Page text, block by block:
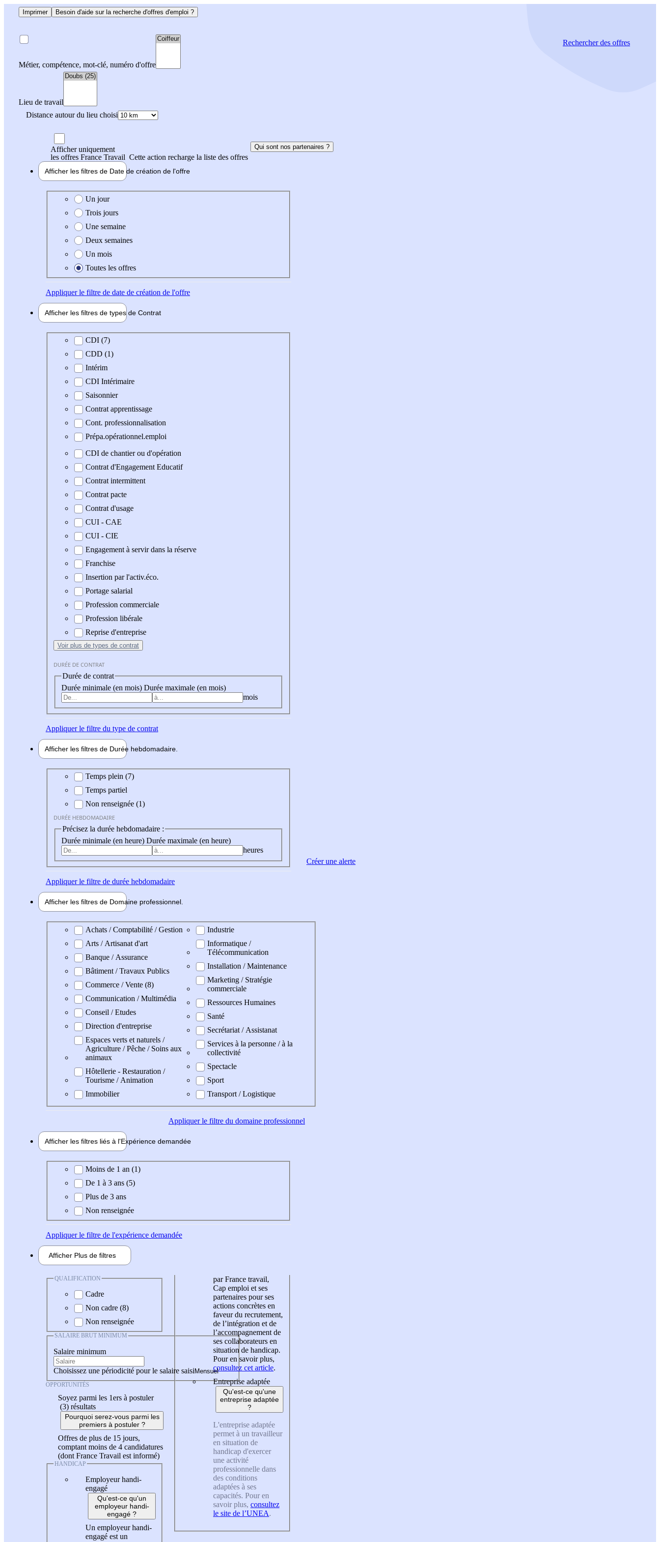
Imprimer Besoin d'aide sur la recherche d'offres d'emploi ?
Métier, compétence, mot-clé, numéro d'offre
Lieu de travail
Distance autour du lieu choisi
Rechercherdes offres
Afficher uniquement
les offres France Travail Cette action recharge la liste des offres
Qui sont nos partenaires ?
Afficher les filtres de Date de création de l'offre
Date de création de l'offre
Un jour
Trois jours
Une semaine
Deux semaines
Un mois
Toutes les offres
Appliquerle filtre de date de création de l'offre
Afficher les filtres de types de Contrat
Type de contrat
CDI (7)
CDD (1)
Intérim
CDI Intérimaire
Saisonnier
Contrat apprentissage
Cont. professionnalisation
Prépa.opérationnel.emploi
CDI de chantier ou d'opération
Contrat d'Engagement Educatif
Contrat intermittent
Contrat pacte
Contrat d'usage
CUI - CAE
CUI - CIE
Engagement à servir dans la réserve
Franchise
Insertion par l'activ.éco.
Portage salarial
Profession commerciale
Profession libérale
Reprise d'entreprise
Voir plus de types de contrat
DURÉE DE CONTRAT
Durée de contrat
Durée minimale (en mois) Durée maximale (en mois)
mois
Appliquerle filtre du type de contrat
Afficher les filtres de Durée hebdomadaire
Durée hebdomadaire
Temps plein (7)
Temps partiel
Non renseignée (1)
DURÉE HEBDOMADAIRE
Précisez la durée hebdomadaire :
Durée minimale (en heure) Durée maximale (en heure)
heures
Appliquerle filtre de durée hebdomadaire
Afficher les filtres de Domaine professionnel
Domaine professionel
Achats / Comptabilité / Gestion
Arts / Artisanat d'art
Banque / Assurance
Bâtiment / Travaux Publics
Commerce / Vente (8)
Communication / Multimédia
Conseil / Etudes
Direction d'entreprise
Espaces verts et naturels /
Agriculture / Pêche / Soins aux
animaux
Hôtellerie - Restauration /
Tourisme / Animation
Immobilier
Industrie
Informatique /
Télécommunication
Installation / Maintenance
Marketing / Stratégie
commerciale
Ressources Humaines
Santé
Secrétariat / Assistanat
Services à la personne / à la
collectivité
Spectacle
Sport
Transport / Logistique
Appliquerle filtre du domaine professionnel
Afficher les filtres liés à l'Expérience demandée
Expérience demandée
Moins de 1 an (1)
De 1 à 3 ans (5)
Plus de 3 ans
Non renseignée
Appliquerle filtre de l'expérience demandée
Afficher Plus de filtres
QUALIFICATION
Cadre
Non cadre (8)
Non renseignée
SALAIRE BRUT MINIMUM
Salaire minimum
Choisissez une périodicité pour le salaire saisi
OPPORTUNITÉS
Soyez parmi les 1ers à postuler
(3) résultats
Pourquoi serez-vous parmi les
premiers à postuler ?
Offres de plus de 15 jours,
comptant moins de 4 candidatures
(dont France Travail est informé)
HANDICAP
Employeur handi-
engagé
Qu'est-ce qu'un
employeur handi-
engagé ?
Un employeur handi-
engagé est un
par France travail,
Cap emploi et ses
partenaires pour ses
actions concrètes en
faveur du recrutement,
de l’intégration et de
l’accompagnement de
ses collaborateurs en
situation de handicap.
Pour en savoir plus,
consultez cet article.
Entreprise adaptée
Qu'est-ce qu'une
entreprise adaptée
?
L'entreprise adaptée
permet à un travailleur
en situation de
handicap d'exercer
une activité
professionnelle dans
des conditions
adaptées à ses
capacités. Pour en
savoir plus, consultez
le site de l’UNEA.
Créer une alerte